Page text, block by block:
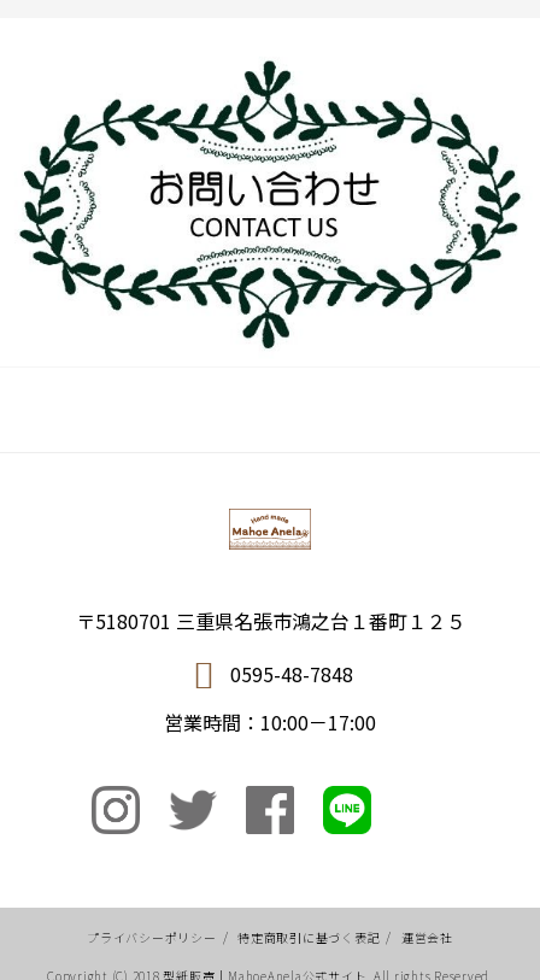
〒5180701 三重県名張市鴻之台１番町１２５
0595-48-7848
営業時間：10:00－17:00
プライバシーポリシー / 特定商取引に基づく表記 / 運営会社
Copyright (C) 2018 型紙販売｜MahoeAnela公式サイト. All rights Reserved.